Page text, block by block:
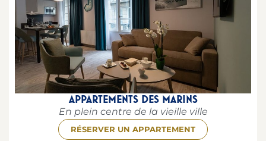
APPARTEMENTS DES MARINS
En plein centre de la vieille ville
RÉSERVER UN APPARTEMENT